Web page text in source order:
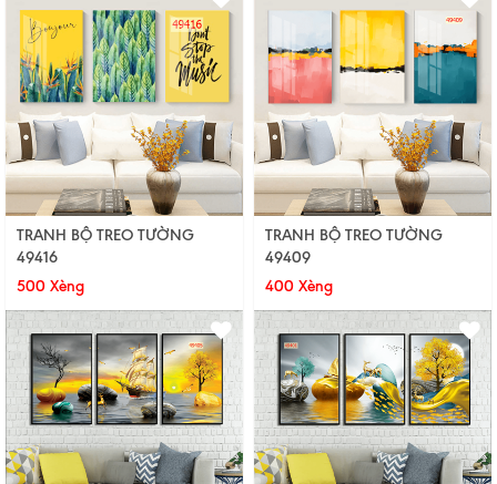
TRANH BỘ TREO TƯỜNG
49416
500 Xèng
TRANH BỘ TREO TƯỜNG
49409
400 Xèng